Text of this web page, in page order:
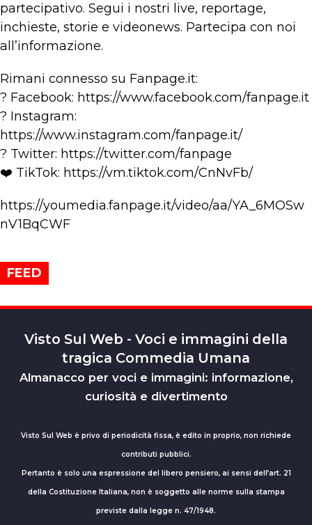
partecipativo. Segui i nostri live, reportage,
inchieste, storie e videonews. Partecipa con noi
all’informazione.
Rimani connesso su Fanpage.it:
? Facebook: https://www.facebook.com/fanpage.it
? Instagram:
https://www.instagram.com/fanpage.it/
? Twitter: https://twitter.com/fanpage
❤️ TikTok: https://vm.tiktok.com/CnNvFb/
https://youmedia.fanpage.it/video/aa/YA_6MOSw
nV1BqCWF
FEED
Visto Sul Web - Voci e immagini della
tragica Commedia Umana
Almanacco per voci e immagini: informazione,
curiosità e divertimento
Visto Sul Web è privo di periodicità fissa, è edito in proprio, non richiede
contributi pubblici.
Pertanto è solo una espressione del libero pensiero, ai sensi dell’art. 21
della Costituzione Italiana, non è soggetto alle norme sulla stampa
previste dalla legge n. 47/1948.